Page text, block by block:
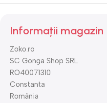
Informații magazin
Zoko.ro
SC Gonga Shop SRL
RO40071310
Constanta
România